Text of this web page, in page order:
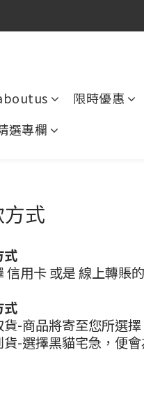
限時優惠
選專欄
式
式
信用卡 或是 線上轉賬
式
貨-商品將寄至您所選
貨-選擇黑貓宅急，便